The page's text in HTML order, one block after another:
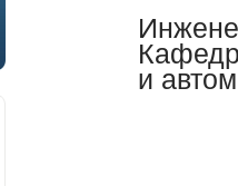
и